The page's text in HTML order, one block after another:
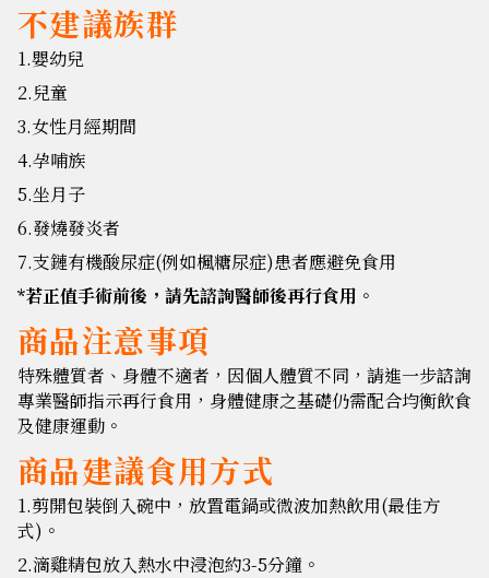
不建議族群
1.嬰幼兒
2.兒童
3.女性月經期間
4.孕哺族
5.坐月子
6.發燒發炎者
7.支鏈有機酸尿症(例如楓糖尿症)患者應避免食用
*若正值手術前後，請先諮詢醫師後再行食用。
商品注意事項
特殊體質者、身體不適者， 因個人體質不同， 請進一步諮詢
專業醫師指示再行食用，身體健康之基礎仍需配合均衡飲食
及健康運動。
商品建議食用方式
1.剪開包裝倒入碗中，放置電鍋或微波加熱飲用(最佳方
式)。
2.滴雞精包放入熱水中浸泡約3-5分鐘。